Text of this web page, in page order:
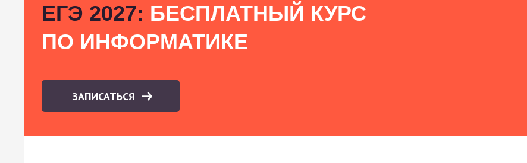
ЕГЭ 2027: БЕСПЛАТНЫЙ КУРС
ПО ИНФОРМАТИКЕ
ЗАПИСАТЬСЯ